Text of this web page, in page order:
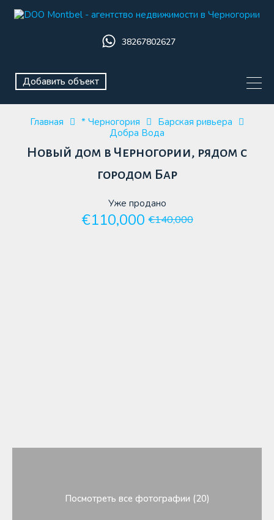
38267802627
Добавить объект
Главная * Черногория
Барская ривьера
Добра Вода
Новый дом в Черногории, рядом с
городом Бар
Уже продано
€110,000 €140,000
Посмотреть все фотографии (20)